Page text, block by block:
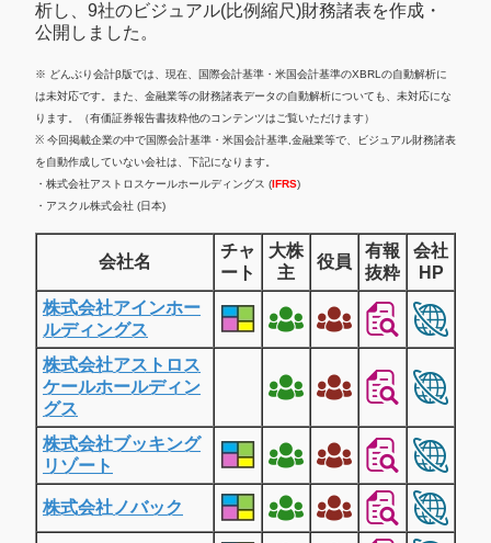
析し、9社のビジュアル(比例縮尺)財務諸表を作成・
公開しました。
※ どんぶり会計β版では、現在、国際会計基準・米国会計基準のXBRLの自動解析に
は未対応です。また、金融業等の財務諸表データの自動解析についても、未対応にな
ります。（有価証券報告書抜粋他のコンテンツはご覧いただけます）
※ 今回掲載企業の中で国際会計基準・米国会計基準,金融業等で、ビジュアル財務諸表
を自動作成していない会社は、下記になります。
・株式会社アストロスケールホールディングス (IFRS)
・アスクル株式会社 (日本)
会社名
チャ
ート
大株
主
役員
有報
抜粋
会社
HP
株式会社アインホー
ルディングス
株式会社アストロス
ケールホールディン
グス
株式会社ブッキング
リゾート
株式会社ノバック